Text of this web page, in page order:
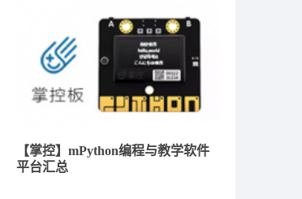
【掌控】mPython编程与教学软件
平台汇总